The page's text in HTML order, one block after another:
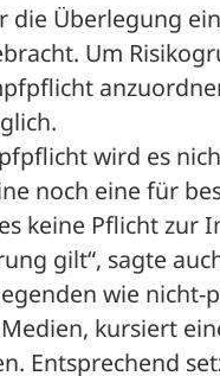
die Überlegung
Um
wird es
noch eine für
keine Pflicht zur
gilt“, sagte
wie nicht-
kursiert
Entsprechend